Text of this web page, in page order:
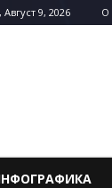
9, 2026 О